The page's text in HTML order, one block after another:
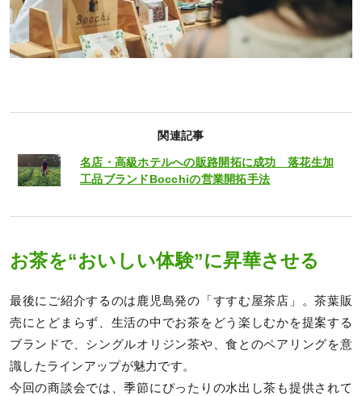
関連記事
名店・高級ホテルへの販路開拓に成功 落花生加
工品ブランドBocchiの営業開拓手法
お茶を“おいしい体験”に昇華させる
最後にご紹介するのは鹿児島発の「すすむ屋茶店」。茶葉販
売にとどまらず、生活の中でお茶をどう楽しむかを提案する
ブランドで、シングルオリジン茶や、食とのペアリングを意
識したラインアップが魅力です。
今回の商談会では、季節にぴったりの水出し茶も提供されて